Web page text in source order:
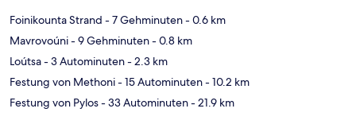
Foinikounta Strand - 7 Gehminuten- 0.6 km
Mavrovoúni- 9 Gehminuten- 0.8 km
Loútsa- 3 Autominuten- 2.3 km
Festung von Methoni- 15 Autominuten- 10.2 km
Festung von Pylos- 33 Autominuten- 21.9 km